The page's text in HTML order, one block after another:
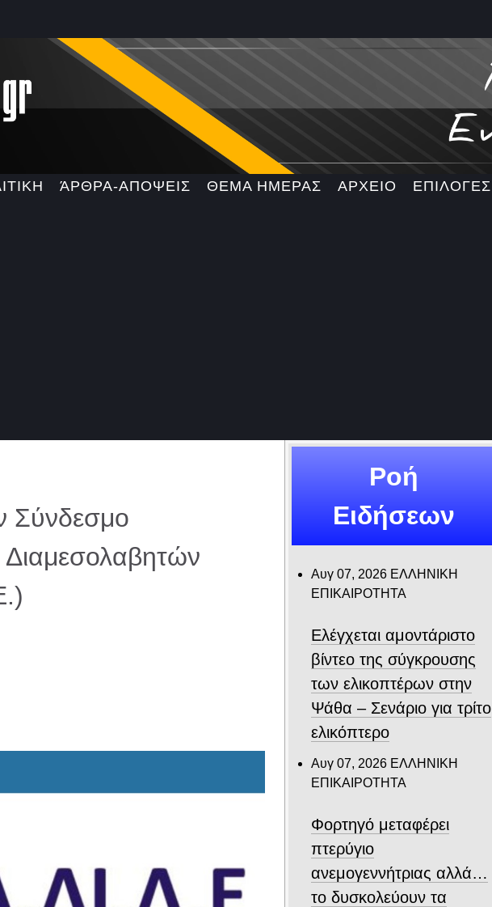
ΆΡΘΡΑ-ΑΠΟΨΕΙΣ ΘΕΜΑ ΗΜΕΡΑΣ ΑΡΧΕΙΟ ΕΠΙΛΟΓΕΣ
Σύνδεσμο
Ροή
Ειδήσεων
Αυγ 07, 2026 ΕΛΛΗΝΙΚΗ
ΕΠΙΚΑΙΡΟΤΗΤΑ
Ελέγχεται αμοντάριστο
βίντεο της σύγκρουσης
των ελικοπτέρων στην
Ψάθα – Σενάριο για τρίτο
ελικόπτερο
Αυγ 07, 2026 ΕΛΛΗΝΙΚΗ
ΕΠΙΚΑΙΡΟΤΗΤΑ
Φορτηγό μεταφέρει
πτερύγιο
ανεμογεννήτριας αλλά…
το δυσκολεύουν τα